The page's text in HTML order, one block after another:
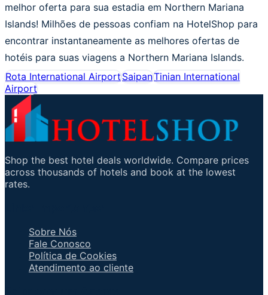
melhor oferta para sua estadia em Northern Mariana
Islands! Milhões de pessoas confiam na HotelShop para
encontrar instantaneamente as melhores ofertas de
hotéis para suas viagens a Northern Mariana Islands.
Rota International AirportSaipanTinian International
Airport
Shop the best hotel deals worldwide. Compare prices
across thousands of hotels and book at the lowest
rates.
Sobre Nós
Fale Conosco
Política de Cookies
Atendimento ao cliente